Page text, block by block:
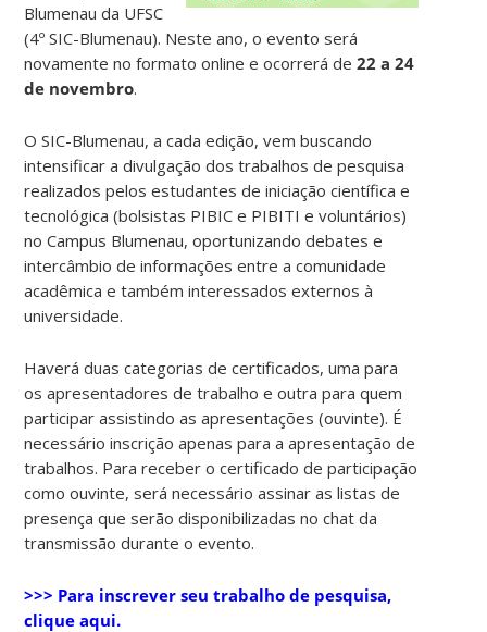
Blumenau da UFSC
(4º SIC-Blumenau). Neste ano, o evento será
novamente no formato online e ocorrerá de22 a 24
de novembro.
O SIC-Blumenau, a cada edição, vem buscando
intensificar a divulgação dos trabalhos de pesquisa
realizados pelos estudantes de iniciação científica e
tecnológica (bolsistas PIBIC e PIBITI e voluntários)
no Campus Blumenau, oportunizando debates e
intercâmbio de informações entre a comunidade
acadêmica e também interessados externos à
universidade.
Haverá duas categorias de certificados, uma para
os apresentadores de trabalho e outra para quem
participar assistindo as apresentações (ouvinte). É
necessário inscrição apenas para a apresentação de
trabalhos. Para receber o certificado de participação
como ouvinte, será necessário assinar as listas de
presença que serão disponibilizadas no chat da
transmissão durante o evento.
>>> Para inscrever seu trabalho de pesquisa,
clique aqui.